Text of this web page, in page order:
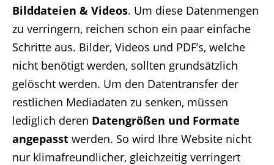
Bilddateien & Videos. Um diese Datenmengen
zu verringern, reichen schon ein paar einfache
Schritte aus. Bilder, Videos und PDF’s, welche
nicht benötigt werden, sollten grundsätzlich
gelöscht werden. Um den Datentransfer der
restlichen Mediadaten zu senken, müssen
lediglich deren Datengrößen und Formate
angepasst werden. So wird Ihre Website nicht
nur klimafreundlicher, gleichzeitig verringert